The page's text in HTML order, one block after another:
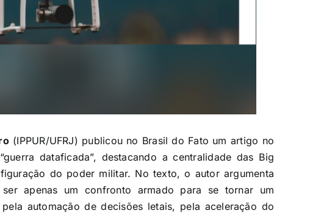
(IPPUR/UFRJ) publicou no Brasil do Fato um artigo no
dataficada”, destacando a centralidade das Big
do poder militar. No texto, o autor argumenta
apenas um confronto armado para se tornar um
automação de decisões letais, pela aceleração do